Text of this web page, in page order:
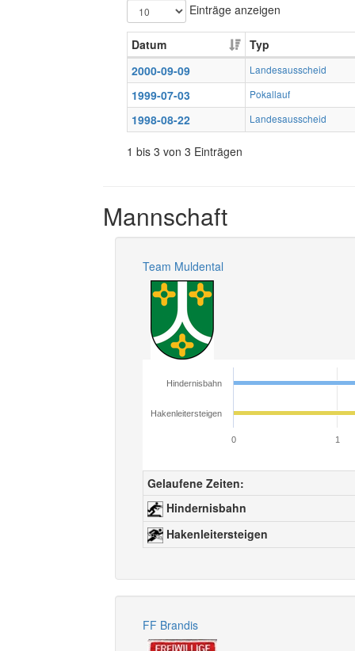
Einträge anzeigen
Datum
Typ
2000-09-09
Landesausscheid
1999-07-03 Pokallauf
1998-08-22 Landesausscheid
1 bis 3 von 3 Einträgen
Mannschaft
Team Muldental
Hindernisbahn
Hakenleitersteigen
0 1
Gelaufene Zeiten:
Hindernisbahn
Hakenleitersteigen
FF Brandis